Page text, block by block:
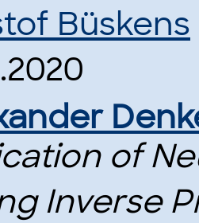
Büskens
of
Inverse